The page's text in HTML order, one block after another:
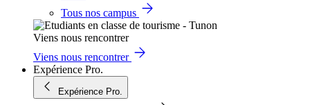
Tous nos campus
Viens nous rencontrer
Viens nous rencontrer
Expérience Pro.
Expérience Pro.